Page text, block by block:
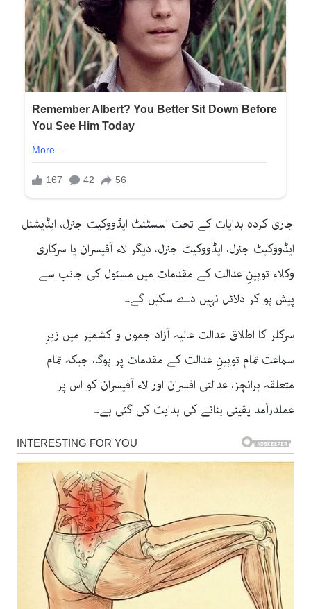
جاری کردہ ہدایات کے تحت اسسٹنٹ ایڈووکیٹ جنرل، ایڈیشنل
ایڈووکیٹ جنرل، ایڈووکیٹ جنرل، دیگر لاء آفیسران یا سرکاری
وکلاء توہینِ عدالت کے مقدمات میں مسئول کی جانب سے
پیش ہو کر دلائل نہیں دے سکیں گے۔
سرکلر کا اطلاق عدالت عالیہ آزاد جموں و کشمیر میں زیرِ
سماعت تمام توہینِ عدالت کے مقدمات پر ہوگا، جبکہ تمام
متعلقہ برانچز، عدالتی افسران اور لاء آفیسران کو اس پر
عملدرآمد یقینی بنانے کی ہدایت کی گئی ہے۔